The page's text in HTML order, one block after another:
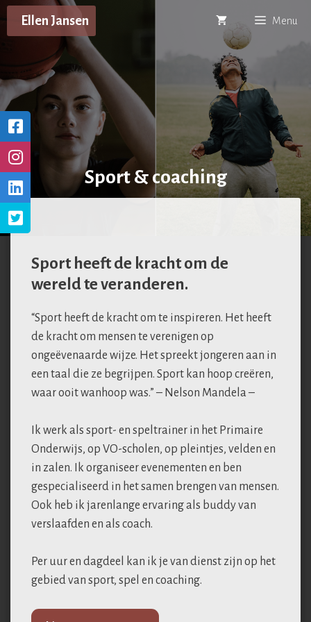
Ga
inhoud
Ellen Jansen Menu
Sport & coaching
Sport heeft de kracht om de
wereld te veranderen.
“Sport heeft de kracht om te inspireren. Het heeft
de kracht om mensen te verenigen op
ongeëvenaarde wijze. Het spreekt jongeren aan in
een taal die ze begrijpen. Sport kan hoop creëren,
waar ooit wanhoop was.” – Nelson Mandela –
Ik werk als sport- en speltrainer in het Primaire
Onderwijs, op VO-scholen, op pleintjes, velden en
in zalen. Ik organiseer evenementen en ben
gespecialiseerd in het samen brengen van mensen.
Ook heb ik jarenlange ervaring als buddy van
verslaafden en als coach.
Per uur en dagdeel kan ik je van dienst zijn op het
gebied van sport, spel en coaching.